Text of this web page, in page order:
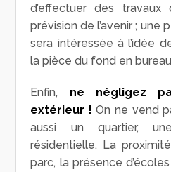
d’effectuer des travaux
prévision de l’avenir ; une
sera intéressée à l’idée
la pièce du fond en
Enfin, ne négligez
extérieur !On ne vend
aussi un quartier,
résidentielle. La
parc, la présence